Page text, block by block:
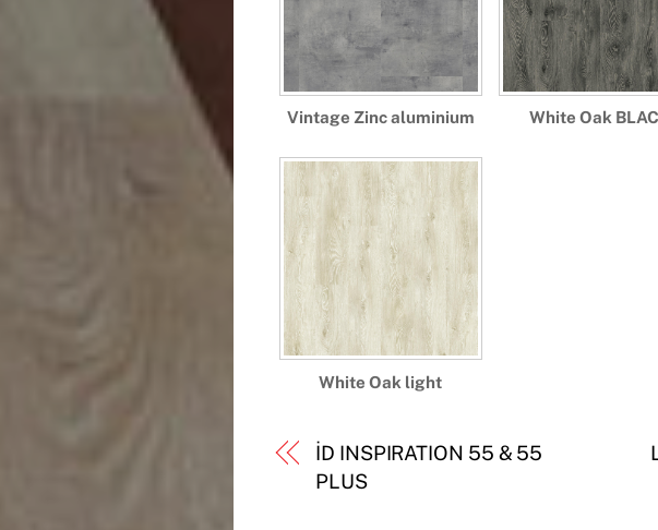
Vintage Zinc aluminium White Oak
White Oak light
İD INSPIRATION 55 & 55
PLUS